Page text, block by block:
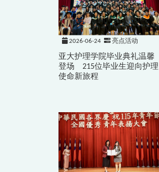
2026-06-24 亮点活动
亚大护理学院毕业典礼温馨
登场 215位毕业生迎向护理
使命新旅程